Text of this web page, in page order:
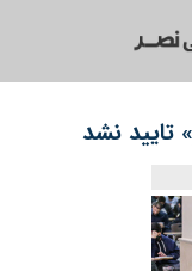
تایید نشد